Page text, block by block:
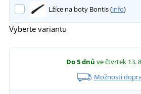
Lžíce na boty Bontis (info)
Vyberte variantu
Do 5 dnů ve čtvrtek 13.
Možnosti